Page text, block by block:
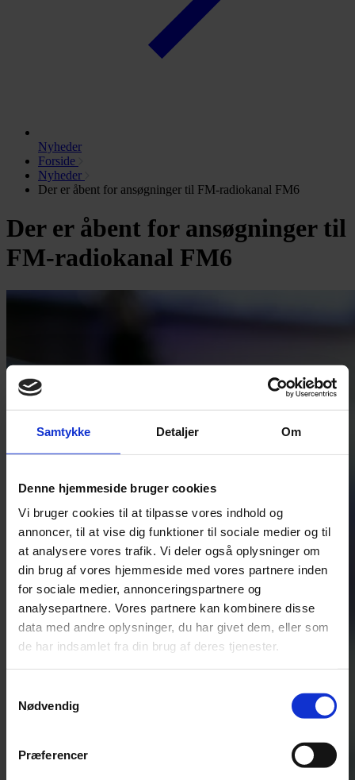
Samtykke Detaljer Om
Denne hjemmeside bruger cookies
Vi bruger cookies til at tilpasse vores indhold og
annoncer, til at vise dig funktioner til sociale medier og til
at analysere vores trafik. Vi deler også oplysninger om
din brug af vores hjemmeside med vores partnere inden
for sociale medier, annonceringspartnere og
analysepartnere. Vores partnere kan kombinere disse
data med andre oplysninger, du har givet dem, eller som
de har indsamlet fra din brug af deres tjenester.
Nødvendig
Præferencer
Nyheder
Forside
Nyheder
Der er åbent for ansøgninger til FM-radiokanal FM6
Der er åbent for ansøgninger til
FM-radiokanal FM6